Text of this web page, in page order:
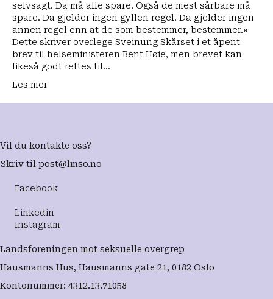
selvsagt. Da må alle spare. Også de mest sårbare må
spare. Da gjelder ingen gyllen regel. Da gjelder ingen
annen regel enn at de som bestemmer, bestemmer.»
Dette skriver overlege Sveinung Skårset i et åpent
brev til helseministeren Bent Høie, men brevet kan
likeså godt rettes til…
Les mer
Vil du kontakte oss?
Skriv til post@lmso.no
Facebook
Linkedin
Instagram
Landsforeningen mot seksuelle overgrep
Hausmanns Hus, Hausmanns gate 21, 0182 Oslo
Kontonummer: 4312.13.71058